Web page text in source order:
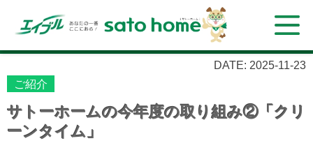
DATE: 2025-11-23
ご紹介
サトーホームの今年度の取り組み②「クリ
ーンタイム」